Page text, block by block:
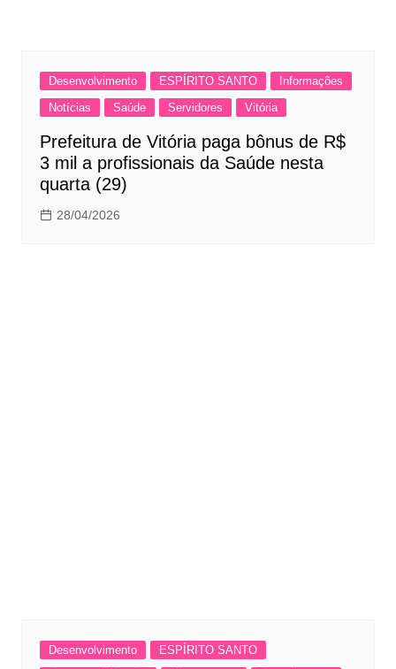
Desenvolvimento ESPÍRITO SANTO
Informações
Notícias
Saúde Servidores Vitória
Prefeitura de Vitória paga bônus de R$
3 mil a profissionais da Saúde nesta
quarta (29)
28/04/2026
Desenvolvimento
ESPÍRITO SANTO